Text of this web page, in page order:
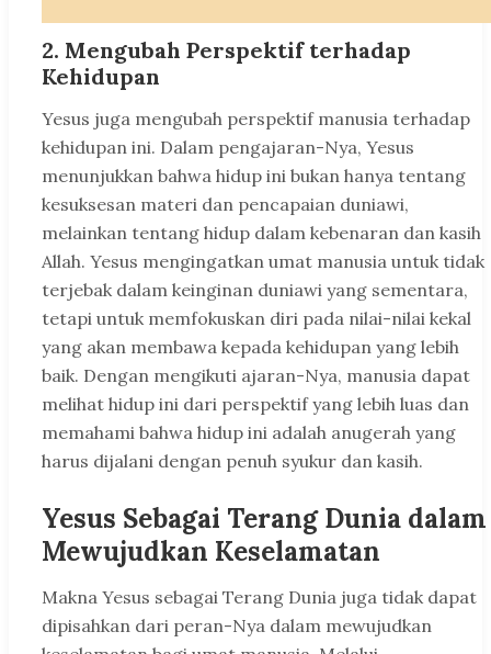
2. Mengubah Perspektif terhadap
Kehidupan
Yesus juga mengubah perspektif manusia terhadap
kehidupan ini. Dalam pengajaran-Nya, Yesus
menunjukkan bahwa hidup ini bukan hanya tentang
kesuksesan materi dan pencapaian duniawi,
melainkan tentang hidup dalam kebenaran dan kasih
Allah. Yesus mengingatkan umat manusia untuk tidak
terjebak dalam keinginan duniawi yang sementara,
tetapi untuk memfokuskan diri pada nilai-nilai kekal
yang akan membawa kepada kehidupan yang lebih
baik. Dengan mengikuti ajaran-Nya, manusia dapat
melihat hidup ini dari perspektif yang lebih luas dan
memahami bahwa hidup ini adalah anugerah yang
harus dijalani dengan penuh syukur dan kasih.
Yesus Sebagai Terang Dunia dalam
Mewujudkan Keselamatan
Makna Yesus sebagai Terang Dunia juga tidak dapat
dipisahkan dari peran-Nya dalam mewujudkan